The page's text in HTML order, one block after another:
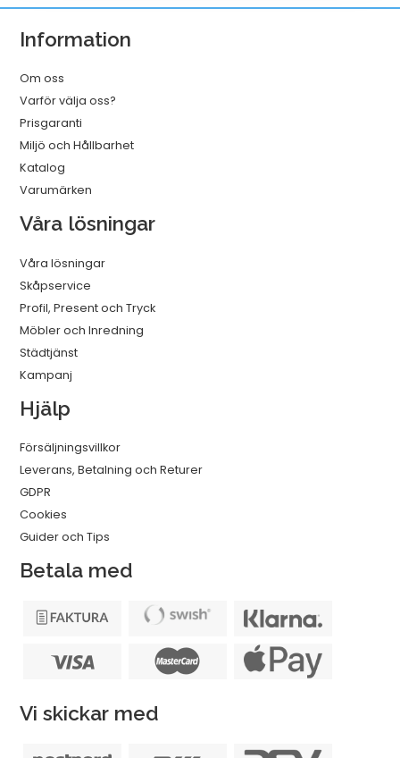
mängd
Information
Om oss
Varför välja oss?
Prisgaranti
Miljö och Hållbarhet
Katalog
Varumärken
Våra lösningar
Våra lösningar
Skåpservice
Profil, Present och Tryck
Möbler och Inredning
Städtjänst
Kampanj
Hjälp
Försäljningsvillkor
Leverans, Betalning och Returer
GDPR
Cookies
Guider och Tips
Betala med
Vi skickar med